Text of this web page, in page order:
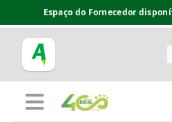
Espaço do Fornecedor